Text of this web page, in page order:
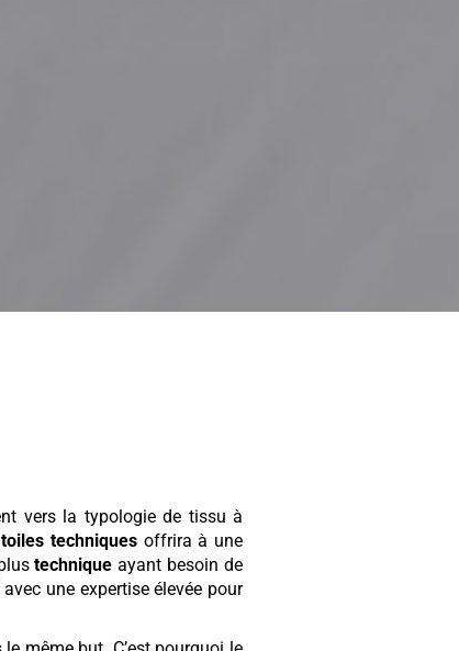
vers la typologie de tissu à
techniques offrira à une
technique ayant besoin de
avec une expertise élevée pour